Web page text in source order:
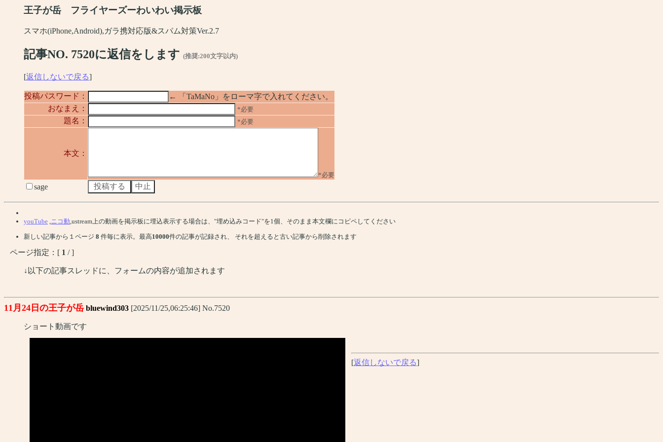
王子が岳 フライヤーズーわいわい掲示板
スマホ(iPhone,Android),ガラ携対応版&スパム対策Ver.2.7
記事NO. 7520に返信をします (推奨:200文字以内)
[返信しないで戻る]
投稿パスワード：
← 「TaMaNo」をローマ字で入れてください。
おなまえ：
*必要
題名： *必要
本文：
*必要
sage
youTube ニコ動 ,ustream上の動画を掲示板に埋込表示する場合は、"埋め込みコード"を1個、そのまま本文欄にコピペしてください
新しい記事から１ページ 8 件毎に表示。最高10000件の記事が記録され、 それを超えると古い記事から削除されます
ページ指定：[ 1 / ]
↓以下の記事スレッドに、フォームの内容が追加されます
11月24日の王子が岳 bluewind303 [2025/11/25,06:25:46] No.7520
ショート動画です
[返信しないで戻る]